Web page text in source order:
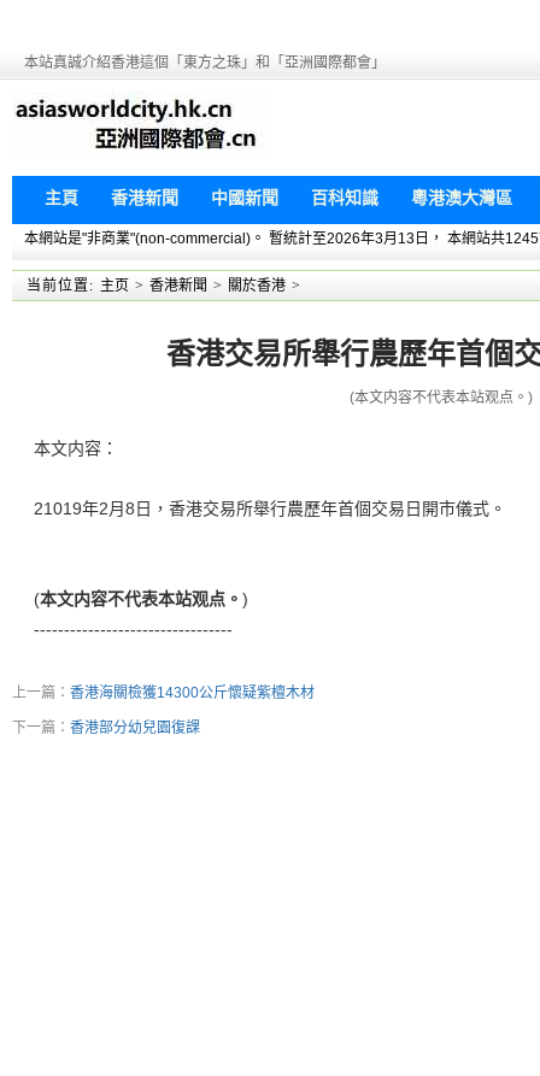
本站真誠介紹香港這個「東方之珠」和「亞洲國際都會」
主頁 香港新聞 中國新聞 百科知識 粵港澳大灣區
本網站是"非商業"(non-commercial)。 暫統計至2026年3月13日， 本網站共
当前位置: 主页 > 香港新聞 > 關於香港 >
香港交易所舉行農歷年首個
(本文内容不代表本站观点。)
本文内容：
21019年2月8日，香港交易所舉行農歷年首個交易日開市儀式。
(本文内容不代表本站观点。 )
---------------------------------
上一篇： 香港海關檢獲14300公斤懷疑紫檀木材
下一篇： 香港部分幼兒園復課